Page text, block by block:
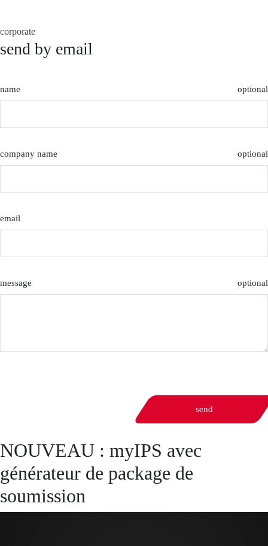
corporate
send by email
name optional
company name optional
email
message optional
send
NOUVEAU : myIPS avec
générateur de package de
soumission